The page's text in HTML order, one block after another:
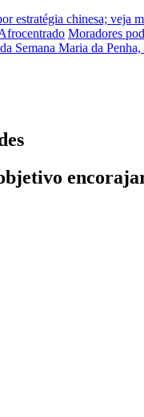
estratégia chinesa; veja
Moradores
Semana Maria da